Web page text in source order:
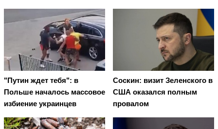
"Путин ждет тебя": в
Польше началось массовое
избиение украинцев
Соскин: визит Зеленского в
США оказался полным
провалом